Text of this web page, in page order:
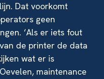
Dat voorkomt
geen
‘Als er iets fout
de printer de data
wat er is
maintenance